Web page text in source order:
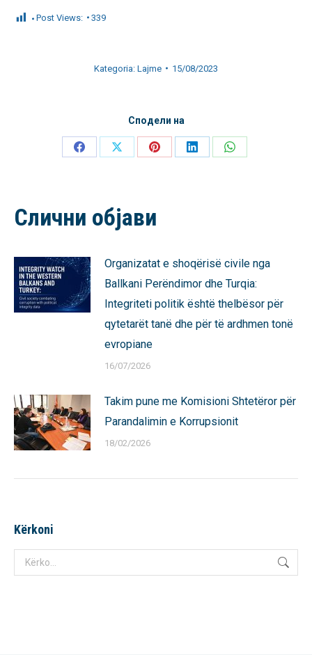
Post Views: 339
Kategoria: Lajme 15/08/2023
Сподели на
Share
Share
Share
Share
Share
Слични објави
Organizatat e shoqërisë civile nga
Ballkani Perëndimor dhe Turqia:
Integriteti politik është thelbësor për
qytetarët tanë dhe për të ardhmen tonë
evropiane
16/07/2026
Takim pune me Komisioni Shtetëror për
Parandalimin e Korrupsionit
18/02/2026
Kërkoni
Search: